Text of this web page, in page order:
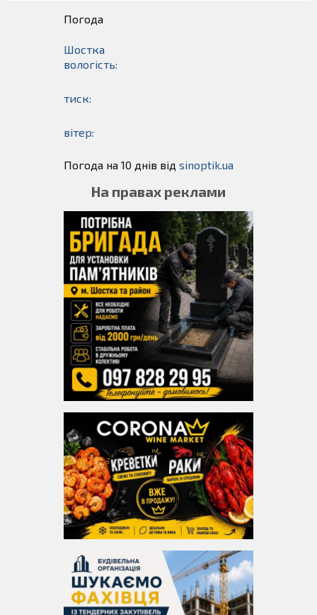
Погода
Шостка
вологість:
тиск:
вітер:
Погода на 10 днів від sinoptik.ua
На правах реклами